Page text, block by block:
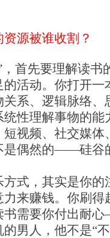
源被谁收割？
首先要理解读书
活动。你打开
关系、逻辑脉络
性理解事物的能
视频、社交媒
是偶然的——硅谷
式，其实是你
来赚钱。你刷
需要你付出耐
男人，他不是“